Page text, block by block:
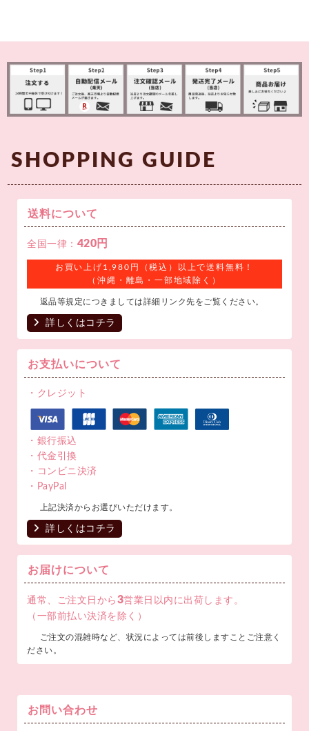
SHOPPING GUIDE
送料について
全国一律： 420円
お買い上げ1,980円（税込）以上で送料無料！
（沖縄・離島・一部地域除く）
返品等規定につきましては詳細リンク先をご覧ください。
詳しくはコチラ
お支払いについて
・クレジット
・銀行振込
・代金引換
・コンビニ決済
・PayPal
上記決済からお選びいただけます。
詳しくはコチラ
お届けについて
通常、ご注文日から 3営業日以内に出荷します。
（一部前払い決済を除く）
ご注文の混雑時など、状況によっては前後しますことご注意く
ださい。
お問い合わせ